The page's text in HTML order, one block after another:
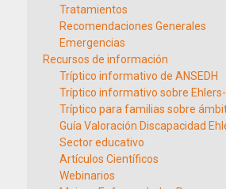
Tratamientos
Recomendaciones Generales
Emergencias
Recursos de información
Tríptico informativo de ANSEDH
Tríptico informativo sobre
Tríptico para familias sobre
Guía Valoración Discapacidad
Sector educativo
Artículos Científicos
Webinarios